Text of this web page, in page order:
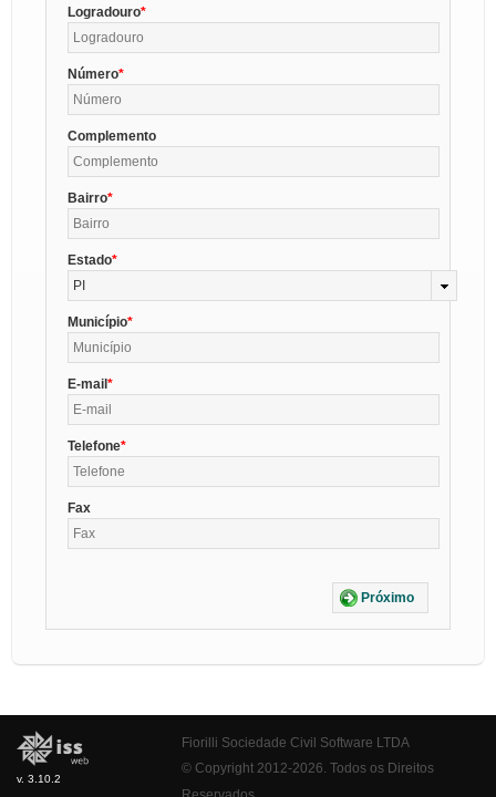
Logradouro
Número
Complemento
Bairro
Estado
PI
Município
E-mail
Telefone
Fax
Próximo
v. 3.10.2
Fiorilli Sociedade Civil Software LTDA
© Copyright 2012-2026. Todos os Direitos